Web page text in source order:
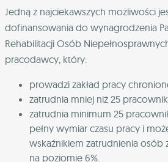
Jedną z najciekawszych możliwości
dofinansowania do wynagrodzenia
Rehabilitacji Osób
pracodawcy, który:
prowadzi zakład pracy
zatrudnia mniej niż 25
zatrudnia minimum 25
pełny wymiar czasu pracy i
wskaźnikiem zatrudnienia osób
na poziomie 6%.